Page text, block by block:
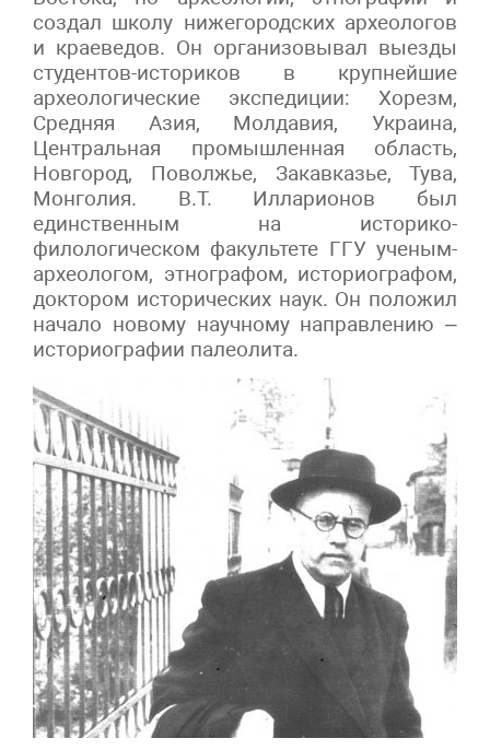
создал школу нижегородских археологов
и краеведов. Он организовывал выезды
студентов-историков в крупнейшие
археологические экспедиции: Хорезм,
Средняя Азия, Молдавия, Украина,
Центральная промышленная область,
Новгород, Поволжье, Закавказье, Тува,
Монголия. В.Т. Илларионов был
единственным на историко-
филологическом факультете ГГУ ученым-
археологом, этнографом, историографом,
доктором исторических наук. Он положил
начало новому научному направлению –
историографии палеолита.